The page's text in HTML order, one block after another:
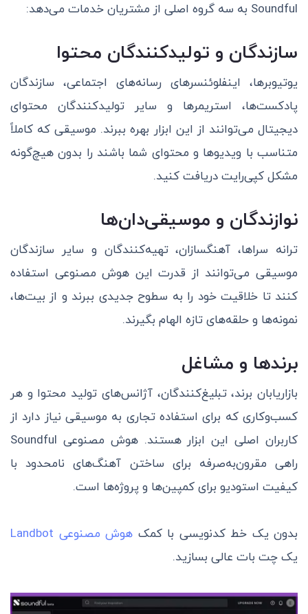
Soundful به سه گروه اصلی از مشتریان خدمات می‌دهد:
سازندگان و تولیدکنندگان محتوا
یوتیوبرها، اینفلوئنسرهای رسانه‌های اجتماعی، سازندگان
پادکست‌ها، استریمرها و سایر تولیدکنندگان محتوای
دیجیتال می‌توانند از این ابزار بهره ببرند. موسیقی که کاملاً
متناسب با ویدیوها و محتوای شما باشند را بدون هیچ‌گونه
مشکل کپی‌رایت دریافت کنید.
نوازندگان و موسیقی‌دان‌ها
ترانه سراها، آهنگسازان، تهیه‌کنندگان و سایر سازندگان
موسیقی می‌توانند از قدرت این هوش مصنوعی استفاده
کنند تا خلاقیت خود را به سطوح جدیدی ببرند و از بیت‌ها،
نمونه‌ها و حلقه‌های تازه الهام بگیرند.
برندها و مشاغل
بازاریابان برند، تبلیغ‌کنندگان، آژانس‌های تولید محتوا و هر
کسب‌وکاری که برای استفاده تجاری به موسیقی نیاز دارد از
کاربران اصلی این ابزار هستند. هوش مصنوعی Soundful
راهی مقرون‌به‌صرفه برای ساختن آهنگ‌های نامحدود با
کیفیت استودیو برای کمپین‌ها و پروژه‌ها است.
بدون یک خط کدنویسی با کمک هوش مصنوعی Landbot
یک چت بات عالی بسازید.